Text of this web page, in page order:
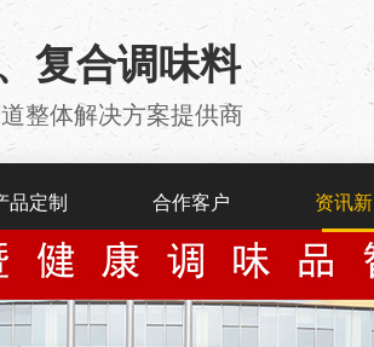
复合调味料
整体解决方案提供商
品定制 合作客户 资讯